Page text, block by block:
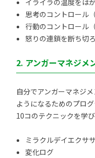
イライラの温度をは
思考のコントロール（
行動のコントロール（
怒りの連鎖を断ち切
2. アンガーマネジメ
自分でアンガーマネジ
ようになるためのプロ
10コのテクニックを学び
ミラクルデイエクサ
変化ログ